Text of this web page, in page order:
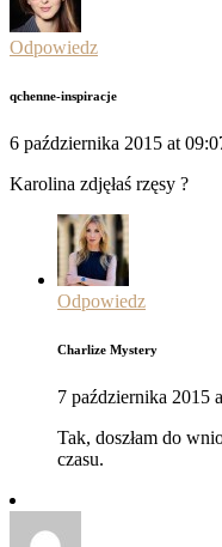
Odpowiedz
qchenne-inspiracje
6 października 2015 at
Karolina zdjęłaś rzęsy ?
Odpowiedz
Charlize Mystery
7 października 2015
Tak, doszłam do
czasu.